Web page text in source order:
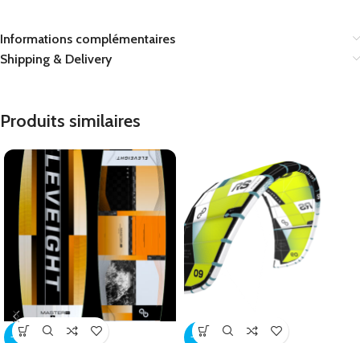
Informations complémentaires
Shipping & Delivery
Produits similaires
-25% -25%